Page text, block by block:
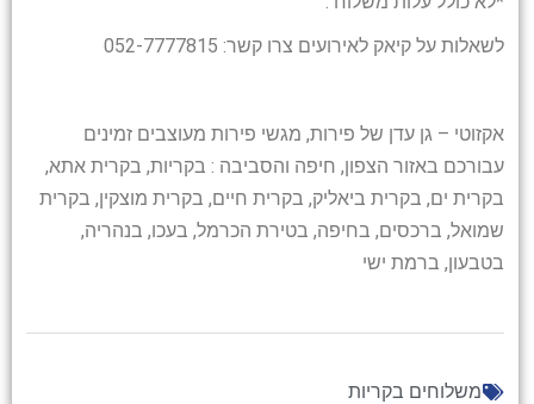
לשאלות על קיאק לאירועים צרו קשר: 052-7777815
אקזוטי – גן עדן של פירות, מגשי פירות מעוצבים זמינים
עבורכם באזור הצפון, חיפה והסביבה : בקריות, בקרית אתא,
בקרית ים, בקרית ביאליק, בקרית חיים, בקרית מוצקין, בקרית
שמואל, ברכסים, בחיפה, בטירת הכרמל, בעכו, בנהריה,
בטבעון, ברמת ישי
משלוחים בקריות